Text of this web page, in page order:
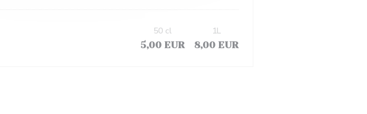
5,00 EUR
50 cl
8,00 EUR
1L